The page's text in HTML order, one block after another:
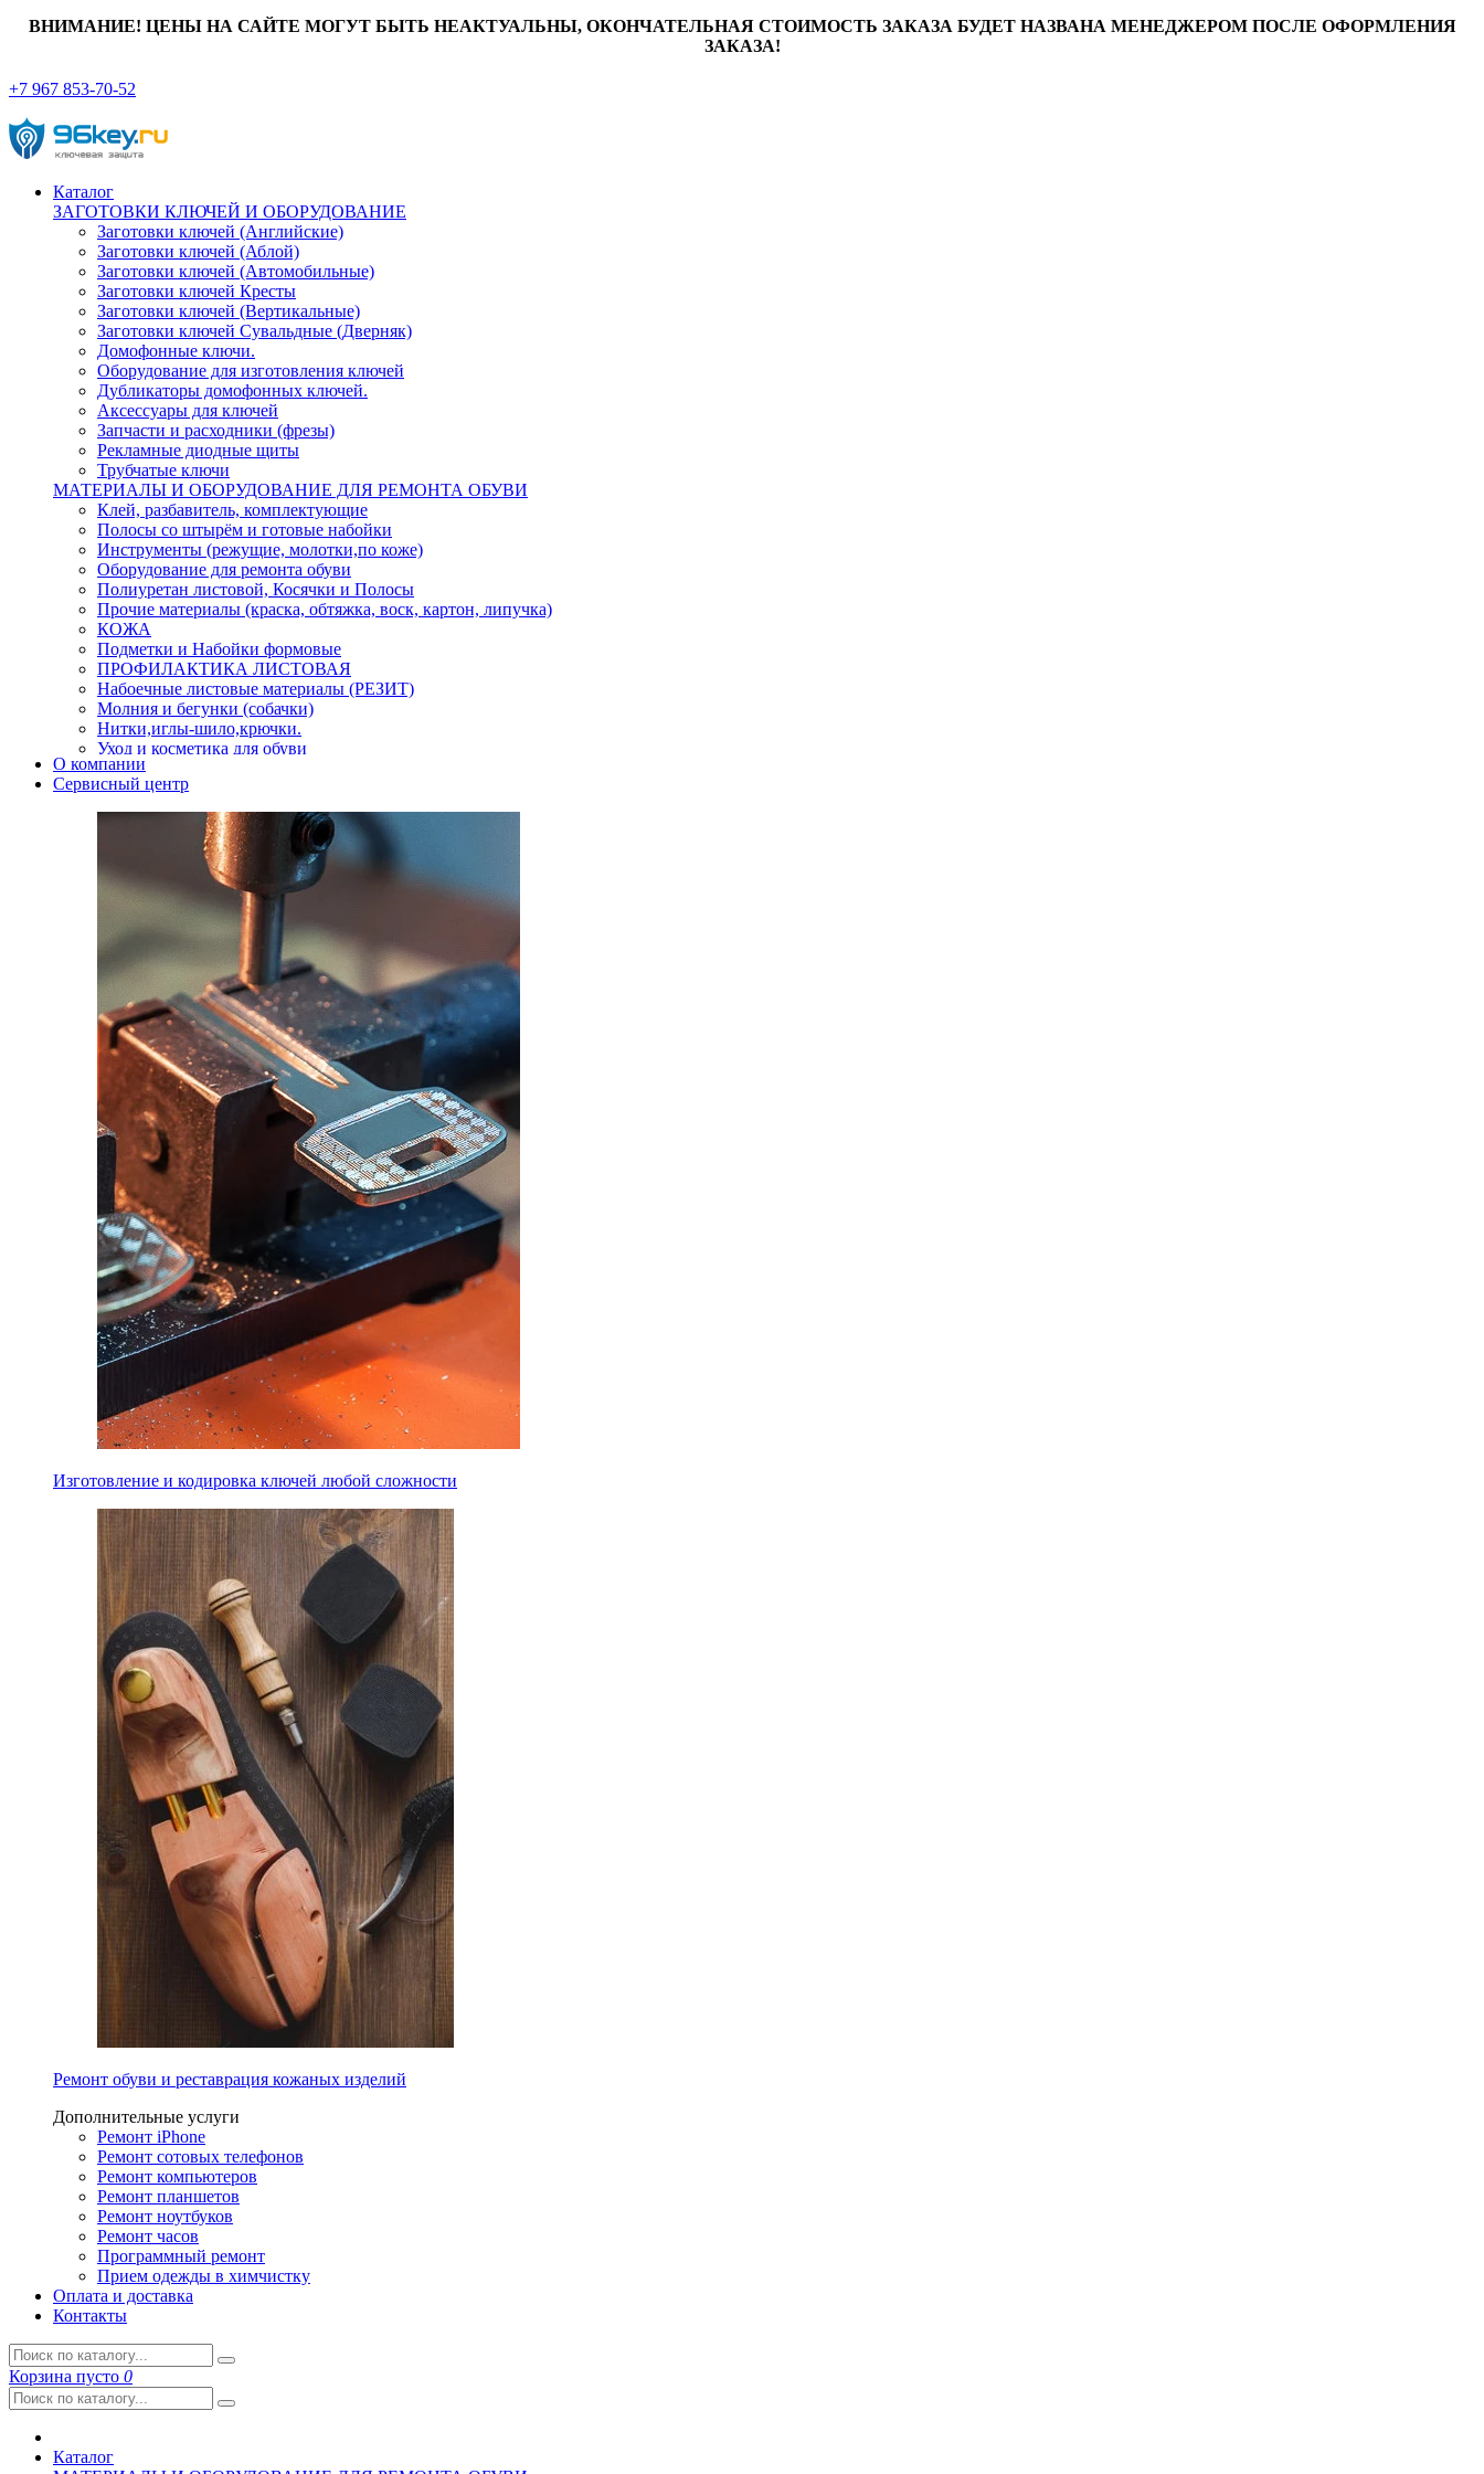
ВНИМАНИЕ! ЦЕНЫ НА САЙТЕ МОГУТ БЫТЬ НЕАКТУАЛЬНЫ, ОКОНЧАТЕЛЬНАЯ СТОИМОСТЬ ЗАКАЗА БУДЕТ НАЗВАНА МЕНЕДЖЕРОМ ПОСЛЕ ОФОРМЛЕНИЯ
ЗАКАЗА!
+7 967 853-70-52
Каталог
ЗАГОТОВКИ КЛЮЧЕЙ И ОБОРУДОВАНИЕ
Заготовки ключей (Английские)
Заготовки ключей (Аблой)
Заготовки ключей (Автомобильные)
Заготовки ключей Кресты
Заготовки ключей (Вертикальные)
Заготовки ключей Сувальдные (Дверняк)
Домофонные ключи.
Оборудование для изготовления ключей
Дубликаторы домофонных ключей.
Аксессуары для ключей
Запчасти и расходники (фрезы)
Рекламные диодные щиты
Трубчатые ключи
МАТЕРИАЛЫ И ОБОРУДОВАНИЕ ДЛЯ РЕМОНТА ОБУВИ
Клей, разбавитель, комплектующие
Полосы со штырём и готовые набойки
Инструменты (режущие, молотки,по коже)
Оборудование для ремонта обуви
Полиуретан листовой, Косячки и Полосы
Прочие материалы (краска, обтяжка, воск, картон, липучка)
КОЖА
Подметки и Набойки формовые
ПРОФИЛАКТИКА ЛИСТОВАЯ
Набоечные листовые материалы (РЕЗИТ)
Молния и бегунки (собачки)
Нитки,иглы-шило,крючки.
Уход и косметика для обуви
Кнопки (магнитые,кобурные)
Пряжки для ремня
О компании
Сервисный центр
Изготовление и кодировка ключей любой сложности
Ремонт обуви и реставрация кожаных изделий
Дополнительные услуги
Ремонт iPhone
Ремонт сотовых телефонов
Ремонт компьютеров
Ремонт планшетов
Ремонт ноутбуков
Ремонт часов
Программный ремонт
Прием одежды в химчистку
Оплата и доставка
Контакты
Корзина пусто 0
Каталог